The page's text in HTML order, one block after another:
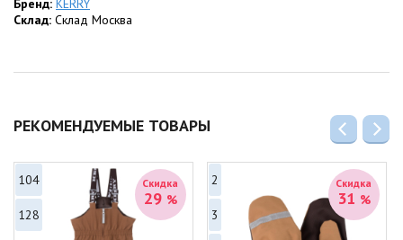
Состав ткани:
Бренд: KERRY
Склад: Склад Москва
РЕКОМЕНДУЕМЫЕ ТОВАРЫ
Скидка
29 %
104
128
Скидка
31 %
2
3